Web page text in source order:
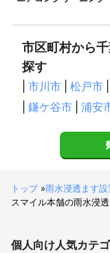
雨水貯留施設には、
雨水貯留タンク﻿
雨どいから屋根に降
タンクの下に蛇口が
使用します
一般住宅用から大型
雨水を効率よく大地
下水道や側溝などに
雨水貯留施設の設置
アピールポイント
市区町村から
探す
市川市 松戸市
鎌ケ谷市 浦安
トップ»雨水浸透ます設
スマイル本舗の雨水浸
個人向け人気カテ